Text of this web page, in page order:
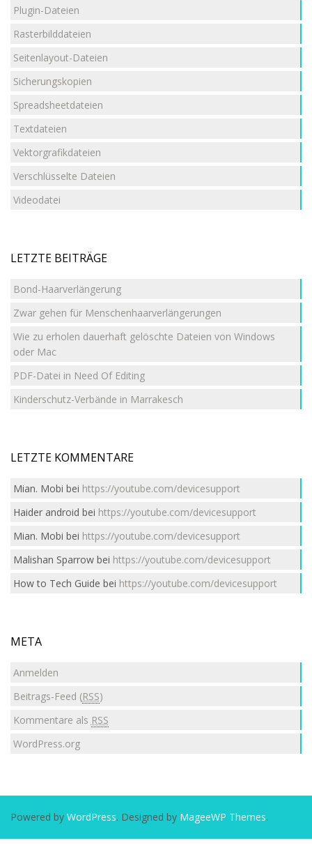
Plugin-Dateien
Rasterbilddateien
Seitenlayout-Dateien
Sicherungskopien
Spreadsheetdateien
Textdateien
Vektorgrafikdateien
Verschlüsselte Dateien
Videodatei
LETZTE BEITRÄGE
Bond-Haarverlängerung
Zwar gehen für Menschenhaarverlängerungen
Wie zu erholen dauerhaft gelöschte Dateien von Windows
oder Mac
PDF-Datei in Need Of Editing
Kinderschutz-Verbände in Marrakesch
LETZTE KOMMENTARE
Mian. Mobi bei https://youtube.com/devicesupport
Haider android bei https://youtube.com/devicesupport
Mian. Mobi bei https://youtube.com/devicesupport
Malishan Sparrowbei https://youtube.com/devicesupport
How to Tech Guide bei https://youtube.com/devicesupport
META
Anmelden
Beitrags-Feed (RSS)
Kommentare als RSS
WordPress.org
Powered by WordPress. Designed by MageeWP Themes.